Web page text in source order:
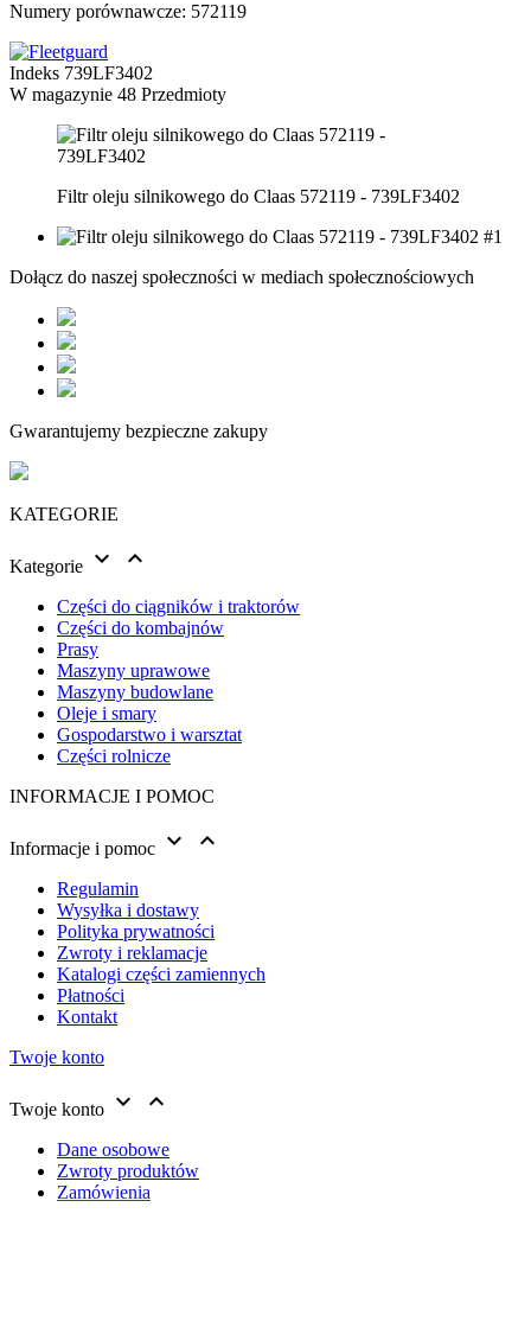
Numery porównawcze: 572119
Indeks 739LF3402
W magazynie 48 Przedmioty
Filtr oleju silnikowego do Claas 572119 - 739LF3402
Dołącz do naszej społeczności w mediach społecznościowych
Gwarantujemy bezpieczne zakupy
KATEGORIE
Kategorie  
Części do ciągników i traktorów
Części do kombajnów
Prasy
Maszyny uprawowe
Maszyny budowlane
Oleje i smary
Gospodarstwo i warsztat
Części rolnicze
INFORMACJE I POMOC
Informacje i pomoc  
Regulamin
Wysyłka i dostawy
Polityka prywatności
Zwroty i reklamacje
Katalogi części zamiennych
Płatności
Kontakt
Twoje konto
Twoje konto  
Dane osobowe
Zwroty produktów
Zamówienia